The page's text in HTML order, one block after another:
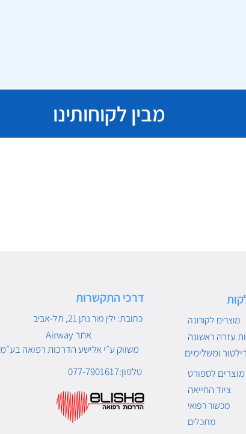
מבין לקוחותינו
דרכי התקשרות
כתובת: ילין מור נתן 21, תל-אביב
Airway אתר
משווק ע״י אלישע הדרכות רפואה בע״מ
טלפון:077-7901617
מוצרים לקורונה
עזרה ראשונה
ומשלימים
מוצרים לספורט
ציוד החייאה
מכשור רפואי
מתכלים